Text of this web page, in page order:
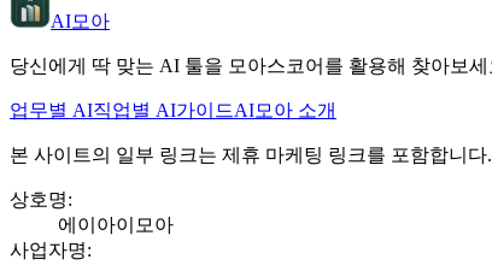
AI모아
당신에게 딱 맞는 AI 툴을 모아스코어를 활용해 찾아보
업무별 AI직업별 AI가이드AI모아 소개
본 사이트의 일부 링크는 제휴 마케팅 링크를 포함합니다.
상호명:
에이아이모아
사업자명: